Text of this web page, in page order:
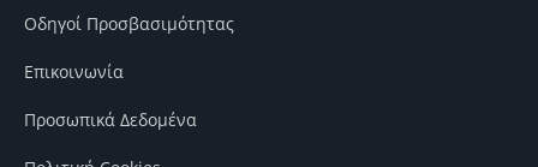
Οδηγοί Προσβασιμότητας
Επικοινωνία
Προσωπικά Δεδομένα